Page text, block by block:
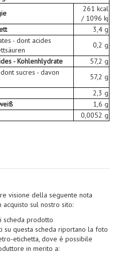
261 kcal
/ 1096 kj
3,4 g
- dont acides
0,2 g
- Kohlenhlydrate
57,2 g
sucres - davon
57,2 g
2,3 g
1,6 g
0,0052 g
visione della seguente nota
sul nostro sito:
scheda prodotto
questa scheda riportano la foto
etichetta, dove è possibile
in merito a: